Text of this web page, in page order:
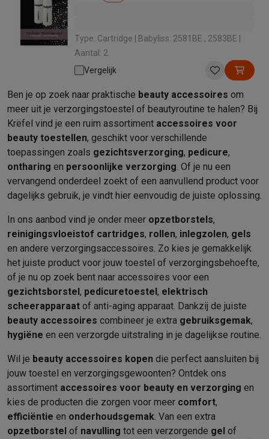
Type: Cartridge | Babyliss: 2581BE , 2583BE |
Aantal: 2
Vergelijk
Ben je op zoek naar praktische beauty accessoires om
meer uit je verzorgingstoestel of beautyroutine te halen? Bij
Krëfel vind je een ruim assortiment accessoires voor
beauty toestellen, geschikt voor verschillende
toepassingen zoals gezichtsverzorging, pedicure,
ontharing en persoonlijke verzorging. Of je nu een
vervangend onderdeel zoekt of een aanvullend product voor
dagelijks gebruik, je vindt hier eenvoudig de juiste oplossing.
In ons aanbod vind je onder meer opzetborstels,
reinigingsvloeistof cartridges, rollen, inlegzolen, gels
en andere verzorgingsaccessoires. Zo kies je gemakkelijk
het juiste product voor jouw toestel of verzorgingsbehoefte,
of je nu op zoek bent naar accessoires voor een
gezichtsborstel, pedicuretoestel, elektrisch
scheerapparaat of anti-aging apparaat. Dankzij de juiste
beauty accessoires combineer je extra gebruiksgemak,
hygiëne en een verzorgde uitstraling in je dagelijkse routine.
Wil je beauty accessoires kopen die perfect aansluiten bij
jouw toestel en verzorgingsgewoonten? Ontdek ons
assortiment accessoires voor beauty en verzorging en
kies de producten die zorgen voor meer comfort,
efficiëntie en onderhoudsgemak. Van een extra
opzetborstel of navulling tot een verzorgende gel of